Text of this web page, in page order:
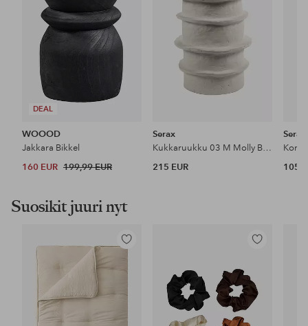
DEAL
WOOOD
Jakkara Bikkel
160 EUR 199,99 EUR
Serax
Kukkaruukku 03 M Molly By Marie Michielssen
215 EUR
Serax
105
Suosikit juuri nyt
Lisää
Lisää